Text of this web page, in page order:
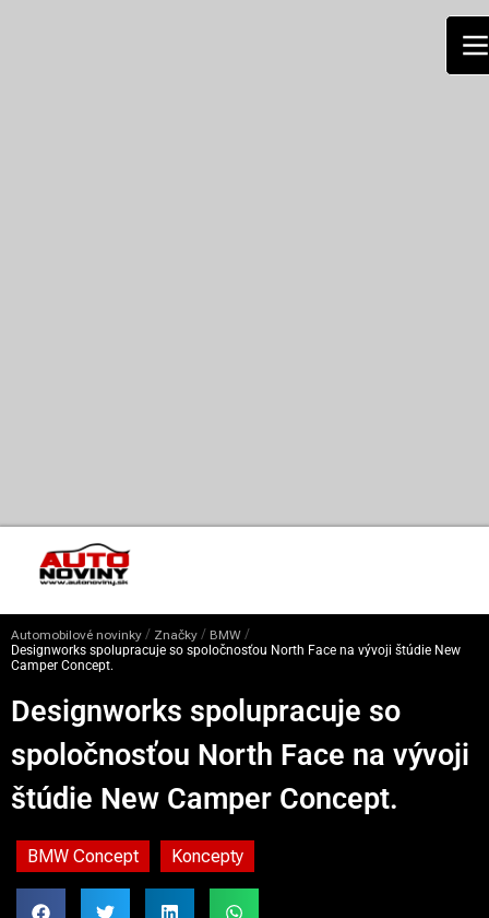
Automobilové novinky / Značky / BMW /
Designworks spolupracuje so spoločnosťou North Face na vývoji štúdie New
Camper Concept.
Designworks spolupracuje so
spoločnosťou North Face na vývoji
štúdie New Camper Concept.
BMW Concept Koncepty